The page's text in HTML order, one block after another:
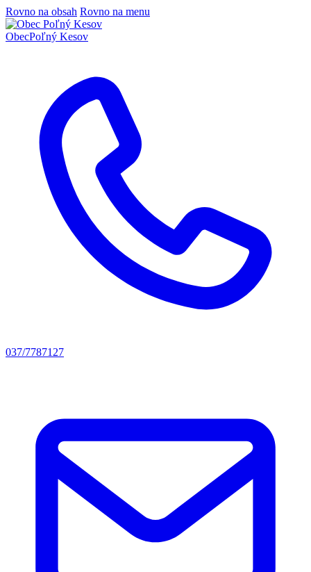
Rovno na obsah Rovno na menu
ObecPoľný Kesov
037/7787127